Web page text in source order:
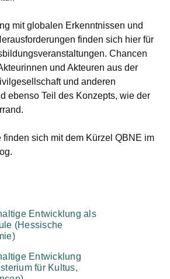
mit globalen Erkenntnissen und
finden sich hier für
Chancen
und Akteuren aus der
und anderen
ebenso Teil des Konzepts, wie der
finden sich mit dem Kürzel QBNE im
Entwicklung als
(Hessische
Entwicklung
für Kultus,
neuen Fenster